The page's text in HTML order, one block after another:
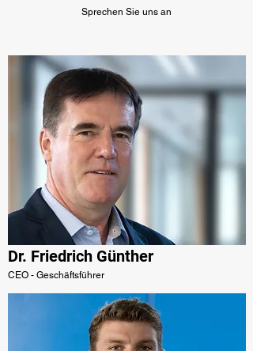
Sprechen Sie uns an
Dr. Friedrich Günther
CEO - Geschäftsführer